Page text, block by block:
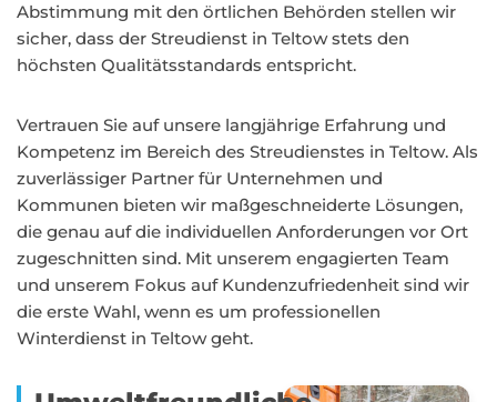
Abstimmung mit den örtlichen Behörden stellen wir
sicher, dass der Streudienst in Teltow stets den
höchsten Qualitätsstandards entspricht.
Vertrauen Sie auf unsere langjährige Erfahrung und
Kompetenz im Bereich des Streudienstes in Teltow. Als
zuverlässiger Partner für Unternehmen und
Kommunen bieten wir maßgeschneiderte Lösungen,
die genau auf die individuellen Anforderungen vor Ort
zugeschnitten sind. Mit unserem engagierten Team
und unserem Fokus auf Kundenzufriedenheit sind wir
die erste Wahl, wenn es um professionellen
Winterdienst in Teltow geht.